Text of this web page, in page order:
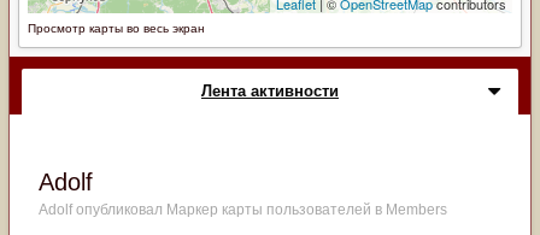
Просмотр карты во весь экран
Лента активности
Adolf
Adolfопубликовал Маркер карты пользователей в Members